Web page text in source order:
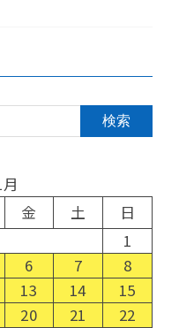
金 土
日
1
6 7
8
13 14
15
20 21
22